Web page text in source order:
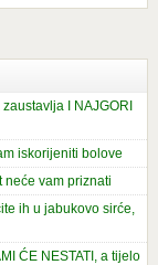
I NAJGORI
iskorijeniti bolove
neće vam priznati
ih u jabukovo sirće,
ĆE NESTATI, a tijelo